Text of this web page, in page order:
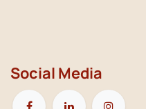
Social Media